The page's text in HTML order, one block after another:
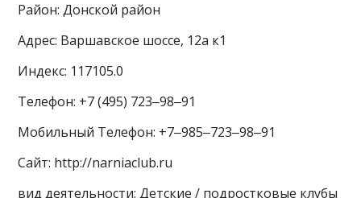
Район: Донской район
Адрес: Варшавское шоссе, 12а к1
Индекс: 117105.0
Телефон: +7 (495) 723‒98‒91
Мобильный Телефон: +7‒985‒723‒98‒91
Сайт: http://narniaclub.ru
вид деятельности: Детские / подростковые клубы